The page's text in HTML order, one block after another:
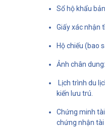
Sổ hộ khẩu
Giấy xác nhận
Hộ chiếu (bao
Ảnh chân
Lịch trình du
kiến lưu trú.
Chứng minh
chứng nhận tài